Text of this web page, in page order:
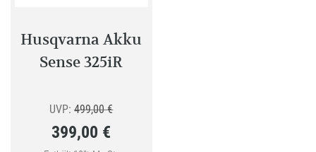
Husqvarna Akku
Sense 325iR
UVP: 499,00€Ursprünglicher
399,00 €